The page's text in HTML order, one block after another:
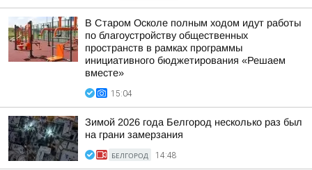
В Старом Осколе полным ходом идут работы
по благоустройству общественных
пространств в рамках программы
инициативного бюджетирования «Решаем
вместе»
15:04
Зимой 2026 года Белгород несколько раз был
на грани замерзания
БЕЛГОРОД 14:48